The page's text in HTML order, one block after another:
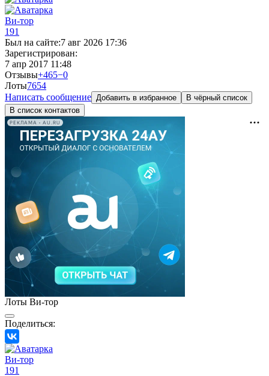
Ви-тор
191
Был на сайте:7 авг 2026 17:36
Зарегистрирован:
7 апр 2017 11:48
Отзывы+465−0
Лоты7654
Написать сообщение Добавить в избранное
В чёрный список
В список контактов
РЕКЛАМА • AU.RU
Лоты Ви-тор
Поделиться:
Ви-тор
191